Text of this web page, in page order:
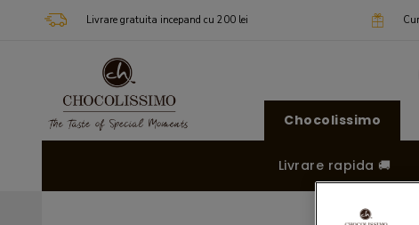
Livrare gratuita incepand cu 200 lei
Chocolissimo
Livrare rapida 🚚